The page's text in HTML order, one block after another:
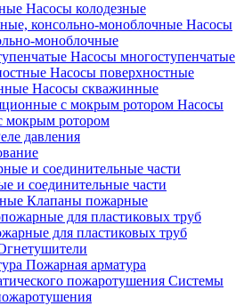
Насосы колодезные
Насосы
моноблочные
Насосы многоступенчатые
Насосы поверхностные
Насосы скважинные
Насосы
мокрым ротором
давления
и соединительные части
Клапаны пожарные
для пластиковых труб
Пожарная арматура
Системы